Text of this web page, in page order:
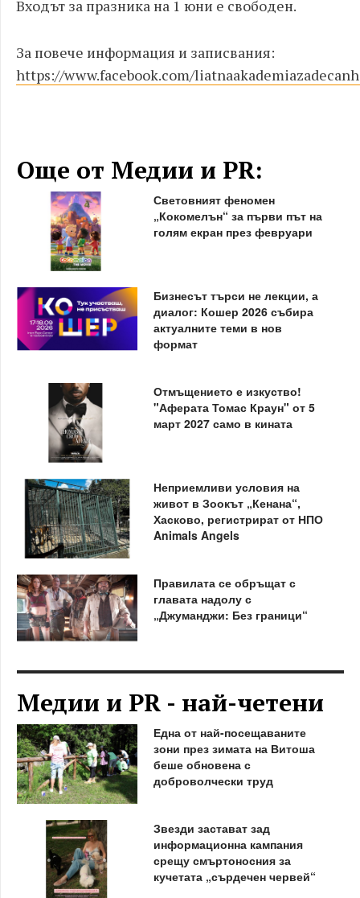
Входът за празника на 1 юни е свободен.
За повече информация и записвания:
https://www.facebook.com/
Още от Медии и PR:
Световният феномен
„Кокомелън“ за първи път на
голям екран през февруари
Бизнесът търси не лекции, а
диалог: Кошер 2026 събира
актуалните теми в нов
формат
Отмъщението е изкуство!
"Аферата Томас Краун" от 5
март 2027 само в кината
Неприемливи условия на
живот в Зоокът „Кенана“,
Хасково, регистрират от НПО
Animals Angels
Правилата се обръщат с
главата надолу с
„Джуманджи: Без граници“
Медии и PR - най-четени
Една от най-посещаваните
зони през зимата на Витоша
беше обновена с
доброволчески труд
Звезди застават зад
информационна кампания
срещу смъртоносния за
кучетата „сърдечен червей“